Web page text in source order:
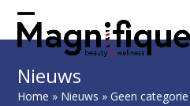
contentOpen
mobile
menu
Close
mobile
menu
Nieuws
Home » Nieuws »Geen categorie